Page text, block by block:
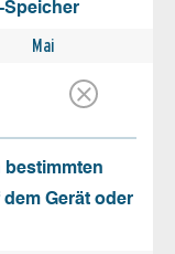
Speicher
Mai
Gerät oder